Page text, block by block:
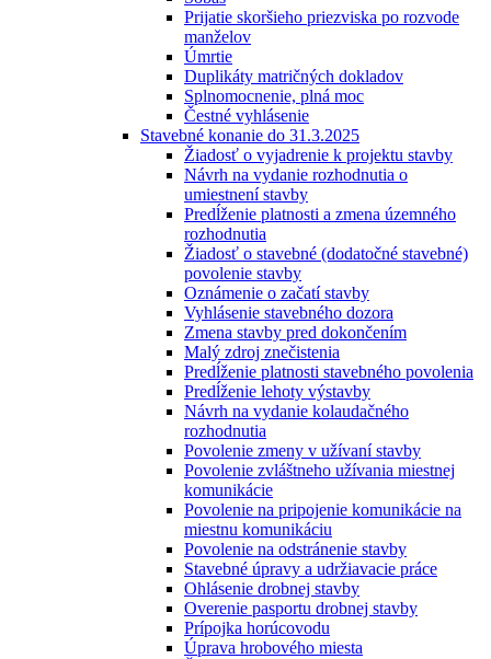
Prijatie skoršieho priezviska po rozvode
manželov
Úmrtie
Duplikáty matričných dokladov
Splnomocnenie, plná moc
Čestné vyhlásenie
Stavebné konanie do 31.3.2025
Žiadosť o vyjadrenie k projektu stavby
Návrh na vydanie rozhodnutia o
umiestnení stavby
Predĺženie platnosti a zmena územného
rozhodnutia
Žiadosť o stavebné (dodatočné stavebné)
povolenie stavby
Oznámenie o začatí stavby
Vyhlásenie stavebného dozora
Zmena stavby pred dokončením
Malý zdroj znečistenia
Predĺženie platnosti stavebného povolenia
Predĺženie lehoty výstavby
Návrh na vydanie kolaudačného
rozhodnutia
Povolenie zmeny v užívaní stavby
Povolenie zvláštneho užívania miestnej
komunikácie
Povolenie na pripojenie komunikácie na
miestnu komunikáciu
Povolenie na odstránenie stavby
Stavebné úpravy a udržiavacie práce
Ohlásenie drobnej stavby
Overenie pasportu drobnej stavby
Prípojka horúcovodu
Úprava hrobového miesta